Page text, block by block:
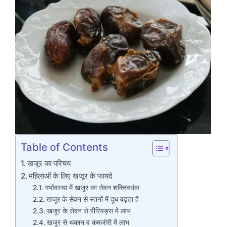
Table of Contents
खजूर का परिचय
महिलाओं के लिए खजूर के फायदे
गर्भावस्था में खजूर का सेवन शक्तिवर्धक
खजूर के सेवन से स्तनों में दूध बढ़ता है
खजूर के सेवन से पीरियड्स में लाभ
खजूर से थकान व कमजोरी में लाभ